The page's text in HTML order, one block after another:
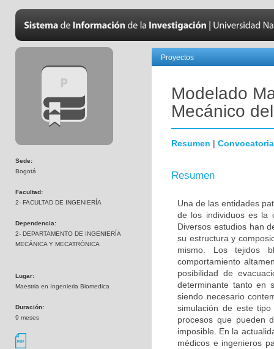
Sede:
Bogotá
Facultad:
2- FACULTAD DE INGENIERÍA
Dependencia:
2- DEPARTAMENTO DE INGENIERÍA
MECÁNICA Y MECATRÓNICA
Lugar:
Maestria en Ingenieria Biomedica
Duración:
9 meses
Proyectos
Modelado
Mecánico
Resumen | Convocatoria
Resumen
Una de las entidades
de los individuos es la
Diversos estudios han
su estructura y
mismo. Los tejidos
comportamiento
posibilidad de
determinante tanto en
siendo necesario
simulación de este
procesos que pueden
imposible. En la
médicos e ingenieros